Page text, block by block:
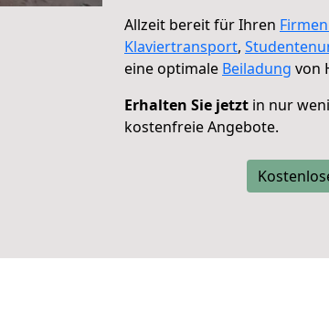
Allzeit bereit für Ihren
Klaviertransport,
eine optimale Beiladung von
Erhalten Sie jetzt in nur
kostenfreie Angebote.